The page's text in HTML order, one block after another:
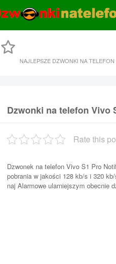
NAJLEPSZE DZWONKI NA TELEFON
Dzwonki na telefon Vivo
Rate this
Dzwonek na telefon Vivo S1 Pro
pobrania w jakości 128 kb/s i 320
naj Alarmowe ularniejszym obecnie